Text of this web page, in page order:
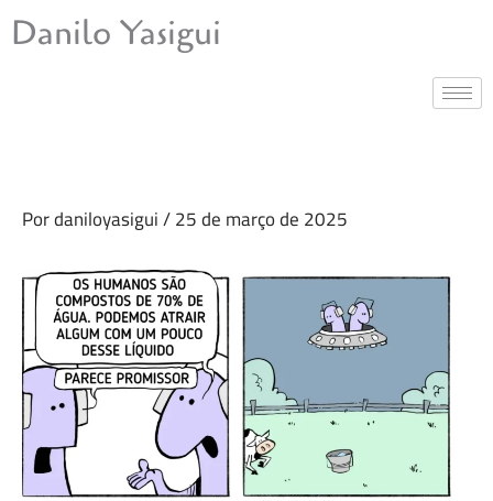
para
Danilo Yasigui
Pordaniloyasigui/25 de março de 2025